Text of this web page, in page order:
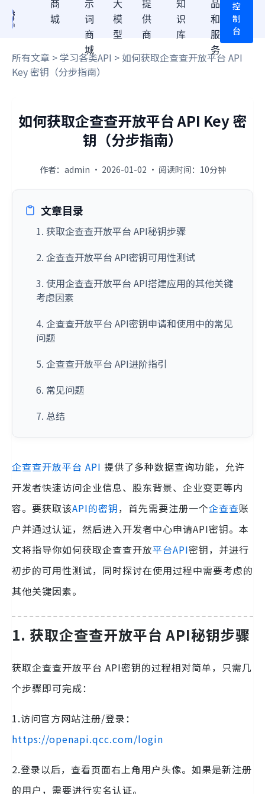
商
城
示
词
商
城
大
模
型
提
供
商
知
识
库
品
和
服
务
控
制
台
所有文章 >学习各类API > 如何获取企查查开放平台 API
Key 密钥（分步指南）
如何获取企查查开放平台 API Key 密
钥（分步指南）
作者：admin · 2026-01-02 · 阅读时间：10分钟
文章目录
1. 获取企查查开放平台 API秘钥步骤
2. 企查查开放平台 API密钥可用性测试
3. 使用企查查开放平台 API搭建应用的其他关键
考虑因素
4. 企查查开放平台 API密钥申请和使用中的常见
问题
5. 企查查开放平台 API进阶指引
6. 常见问题
7. 总结
企查查开放平台 API 提供了多种数据查询功能，允许
开发者快速访问企业信息、股东背景、企业变更等内
容。要获取该API的密钥，首先需要注册一个企查查账
户并通过认证，然后进入开发者中心申请API密钥。本
文将指导你如何获取企查查开放平台API密钥，并进行
初步的可用性测试，同时探讨在使用过程中需要考虑的
其他关键因素。
1. 获取企查查开放平台 API秘钥步骤
获取企查查开放平台 API密钥的过程相对简单，只需几
个步骤即可完成：
1.访问官方网站注册/登录：
https://openapi.qcc.com/login
2.登录以后，查看页面右上角用户头像。如果是新注册
的用户，需要进行实名认证。